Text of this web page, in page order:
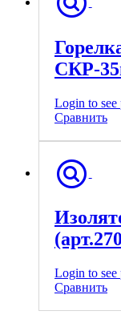
СКР-
Login to see
Сравнить
Login to see
Сравнить